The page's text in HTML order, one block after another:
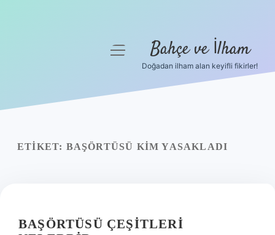
Yasal Uyarı
menüyü
Bahçe ve İlham
Doğadan ilham alan keyifli fikirler!
ETIKET: BAŞÖRTÜSÜ KIM YASAKLADI
BAŞÖRTÜSÜ ÇEŞITLERI